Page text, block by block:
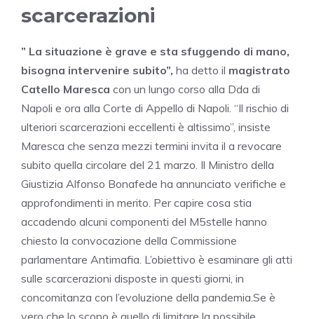
scarcerazioni
” La situazione è grave e sta sfuggendo di mano,
bisogna intervenire subito”, ha detto il magistrato
Catello Maresca con un lungo corso alla Dda di
Napoli e ora alla Corte di Appello di Napoli. “Il rischio di
ulteriori scarcerazioni eccellenti è altissimo”, insiste
Maresca che senza mezzi termini invita il a revocare
subito quella circolare del 21 marzo. Il Ministro della
Giustizia Alfonso Bonafede ha annunciato verifiche e
approfondimenti in merito. Per capire cosa stia
accadendo alcuni componenti del M5stelle hanno
chiesto la convocazione della Commissione
parlamentare Antimafia. L’obiettivo è esaminare gli atti
sulle scarcerazioni disposte in questi giorni, in
concomitanza con l’evoluzione della pandemia.Se è